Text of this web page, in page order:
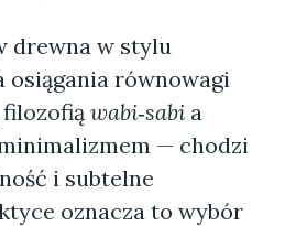
drewna w stylu
osiągania równowagi
wabi‑sabi a
— chodzi
i subtelne
oznacza to wybór